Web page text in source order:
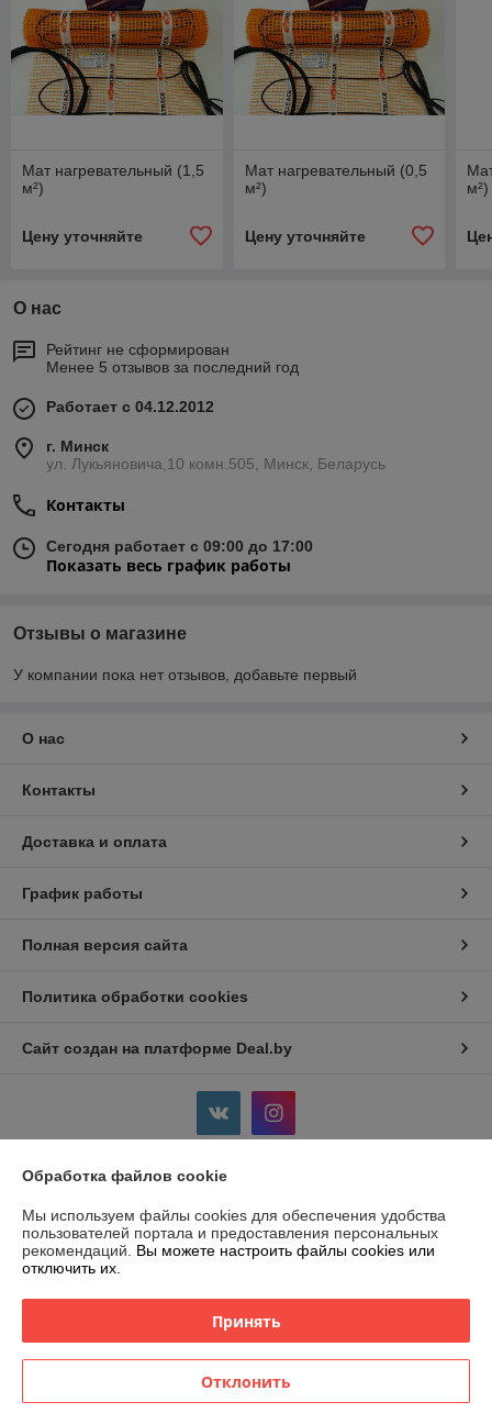
Мат нагревательный (1,5
м²)
Цену уточняйте
Мат нагревательный (0,5
м²)
Цену уточняйте
м²)
О нас
Рейтинг не сформирован
Менее 5 отзывов за последний год
Работает с 04.12.2012
г. Минск
ул. Лукьяновича,10 комн.505, Минск, Беларусь
Контакты
Сегодня работает с 09:00 до 17:00
Показать весь график работы
Отзывы о магазине
У компании пока нет отзывов, добавьте первый
О нас
Контакты
Доставка и оплата
График работы
Полная версия сайта
Политика обработки cookies
Сайт создан на платформе Deal.by
Юридическое лицо:Общество с ограниченной ответственностью
"ЭЛТРЕЙС"
220113, г. Минск, ул. Лукьяновича 10, комн. 505
Регистрационный номер ЕГР: 191632391
Регистрационный орган: Минский Горисполком
Дата регистрации компании: 01.11.2016
Обработка файлов cookie
Мы используем файлы cookies для обеспечения удобства
пользователей портала и предоставления персональных
рекомендаций. Вы можете настроить файлы cookies или
отключить их.
Принять
Отклонить